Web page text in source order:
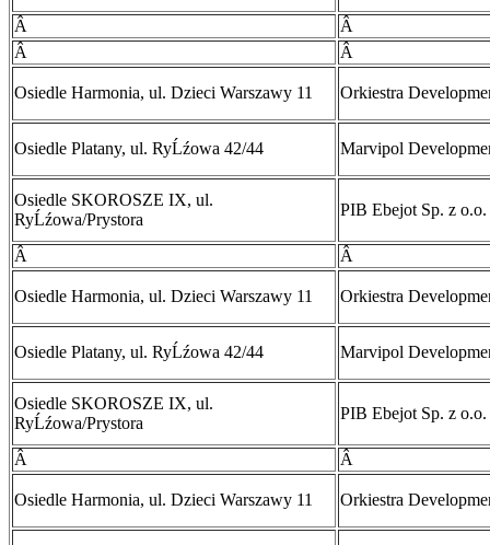
Â
Â
Â
Â
Osiedle Harmonia, ul. Dzieci Warszawy 11 Orkiestra
Osiedle Platany, ul. RyĹźowa 42/44 Marvipol
Osiedle SKOROSZE IX, ul.
RyĹźowa/Prystora
PIB Ebejot Sp. z o.o.
Â Â
Osiedle Harmonia, ul. Dzieci Warszawy 11 Orkiestra
Osiedle Platany, ul. RyĹźowa 42/44 Marvipol
Osiedle SKOROSZE IX, ul.
RyĹźowa/Prystora
PIB Ebejot Sp. z o.o.
Â Â
Osiedle Harmonia, ul. Dzieci Warszawy 11 Orkiestra